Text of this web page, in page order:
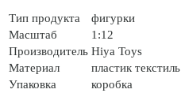
Тип продукта
фигурки
Масштаб
1:12
Производитель Hiya Toys
Материал
пластик текстиль
Упаковка
коробка